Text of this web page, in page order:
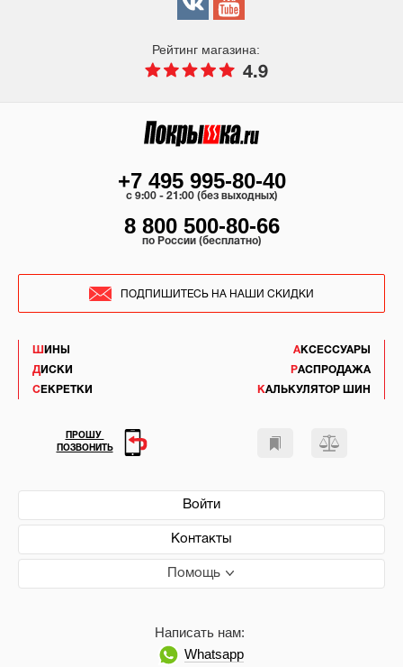
Рейтинг магазина:
4.9
ШИНЫ
ДИСКИ
СЕКРЕТКИ
АКСЕССУАРЫ
РАСПРОДАЖА
КАЛЬКУЛЯТОР ШИН
Войти
Контакты
Помощь
Написать нам:
Whatsapp
+7 495 995-80-40
c 9:00 - 21:00 (без выходных)
8 800 500-80-66
по России (бесплатно)
ПОДПИШИТЕСЬ НА НАШИ СКИДКИ
ПРОШУ
ПОЗВОНИТЬ